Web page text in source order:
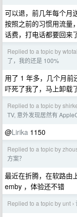
可以退，前几年每个月
按照之前的习惯用流量
话费，打电话都要回来
Replied to a topic by wtotal
了，我的还是 100%
用了 1 年多，几个月
吓死了我了，马上卸载
Replied to a topic by
TV, 意外发现居然有
@Lirika 1150
Replied to a topic by
方案？
最近在折腾，在软路由
emby ，体验还不错
Replied to a topic by unt ›